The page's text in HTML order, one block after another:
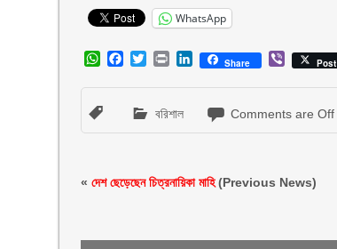
WhatsApp
WhatsApp
Facebook
Twitter
Print LinkedIn
Share ViberPost
বরিশাল Comments are Off
«দেশ ছেড়েছেন চিত্রনায়িকা মাহি(Previous News)